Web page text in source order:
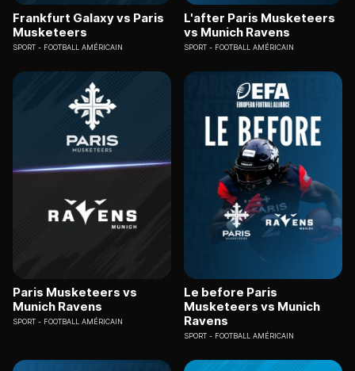
Frankfurt Galaxy vs Paris
Musketeers
SPORT FOOTBALL AMÉRICAIN
L'after Paris Musketeers
vs Munich Ravens
SPORT FOOTBALL AMÉRICAIN
Paris Musketeers vs
Munich Ravens
SPORT FOOTBALL AMÉRICAIN
Le before Paris
Musketeers vs Munich
Ravens
SPORT FOOTBALL AMÉRICAIN